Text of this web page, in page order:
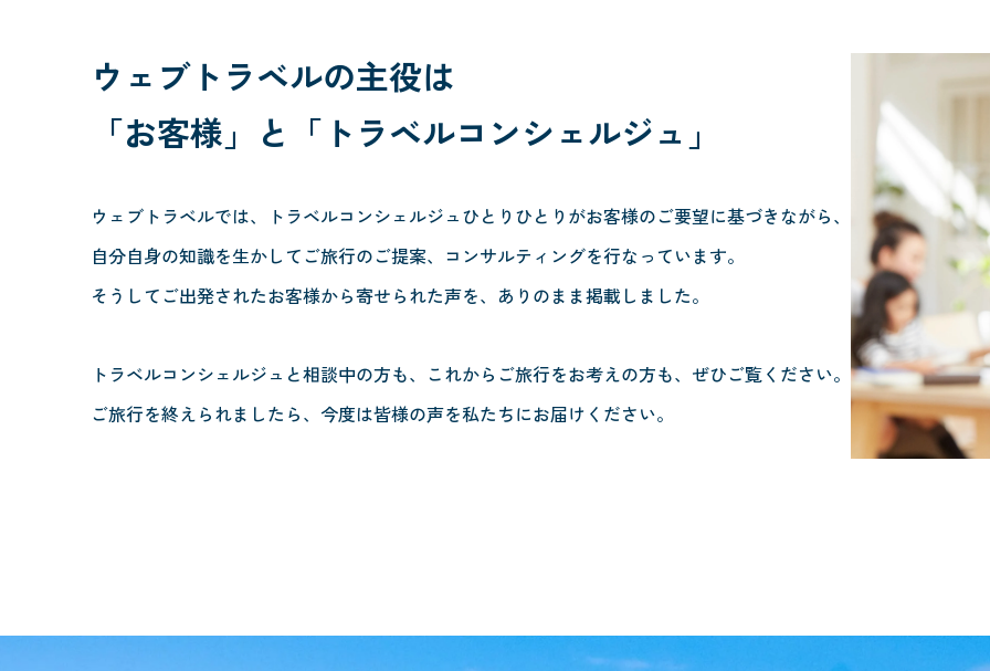
ウェブトラベルの主役は
「お客様」と 「トラベルコンシェルジュ」
ウェブトラベルでは、トラベルコンシェルジュひとりひとりがお客様のご要望に基づきながら、
自分自身の知識を生かしてご旅行のご提案、コンサルティングを行なっています。
そうしてご出発されたお客様から寄せられた声を、ありのまま掲載しました。
トラベルコンシェルジュと相談中の方も、これからご旅行をお考えの方も、ぜひご覧ください。
ご旅行を終えられましたら、今度は皆様の声を私たちにお届けください。